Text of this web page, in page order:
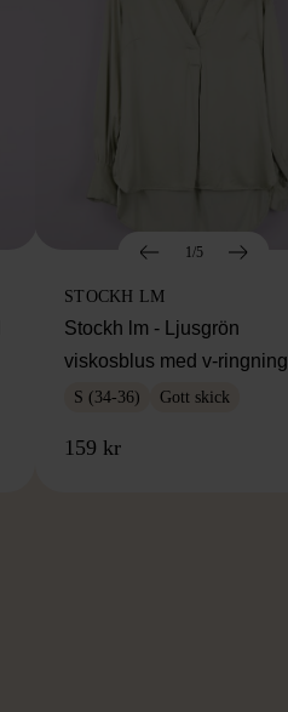
1/5
STOCKH LM
Stockh lm - Ljusgrön
viskosblus med v-ringning
S (34-36) Gott skick
159 kr